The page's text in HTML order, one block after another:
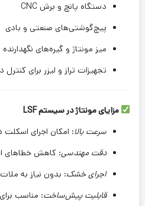
دستگاه پانچ و برش CNC
پیچ‌گوشتی‌های صنعتی و بادی
میز مونتاژ و گیره‌های نگهدارنده
تجهیزات تراز و لیزر برای کنترل
مزایای مونتاژ در سیستم LSF
سرعت بالا: امکان اجرای اسکلت
دقت مهندسی: کاهش خطاهای
اجرای خشک: بدون نیاز به
قابلیت پیش‌ساخت: مناسب